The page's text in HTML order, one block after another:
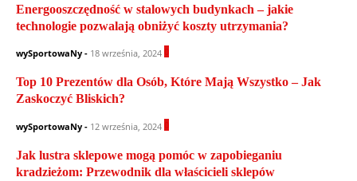
Energooszczędność w stalowych budynkach – jakie
technologie pozwalają obniżyć koszty utrzymania?
wySportowaNy - 18 września, 2024
Top 10 Prezentów dla Osób, Które Mają Wszystko – Jak
Zaskoczyć Bliskich?
wySportowaNy - 12 września, 2024
Jak lustra sklepowe mogą pomóc w zapobieganiu
kradzieżom: Przewodnik dla właścicieli sklepów